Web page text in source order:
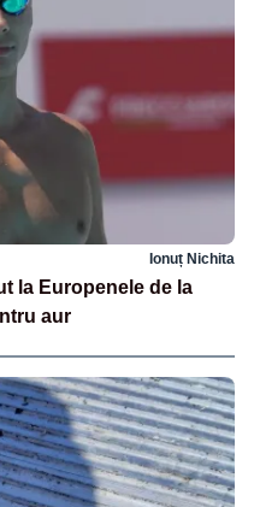
Ionuț Nichita
la Europenele de la
aur